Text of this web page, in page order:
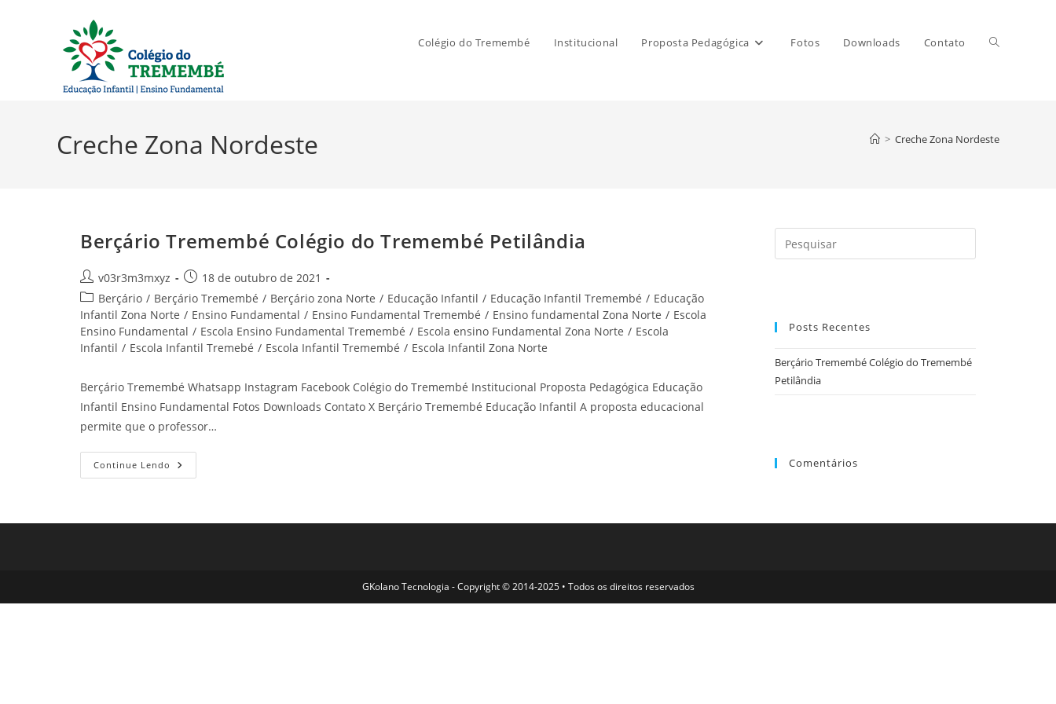
Colégio do Tremembé Institucional Proposta Pedagógica Fotos Downloads Contato Alternar
Creche Zona Nordeste > Creche Zona Nordeste
Berçário Tremembé Colégio do Tremembé Petilândia
Autor
do
post:
v03r3m3mxyz
Post
publicado:
18 de outubro de 2021
Categoria
do
post:
Berçário / Berçário Tremembé / Berçário zona Norte / Educação Infantil / Educação Infantil Tremembé / Educação
Infantil Zona Norte / Ensino Fundamental / Ensino Fundamental Tremembé / Ensino fundamental Zona Norte / Escola
Ensino Fundamental / Escola Ensino Fundamental Tremembé / Escola ensino Fundamental Zona Norte / Escola
Infantil / Escola Infantil Tremebé / Escola Infantil Tremembé / Escola Infantil Zona Norte
Berçário Tremembé Whatsapp Instagram Facebook Colégio do Tremembé Institucional Proposta Pedagógica Educação
Infantil Ensino Fundamental Fotos Downloads Contato X Berçário Tremembé Educação Infantil A proposta educacional
permite que o professor…
Continue Lendo Berçário
Tremembé
Petilândia
a
Posts Recentes
Berçário Tremembé Colégio do Tremembé
Petilândia
Comentários
GKolano Tecnologia - Copyright © 2014-2025 • Todos os direitos reservados